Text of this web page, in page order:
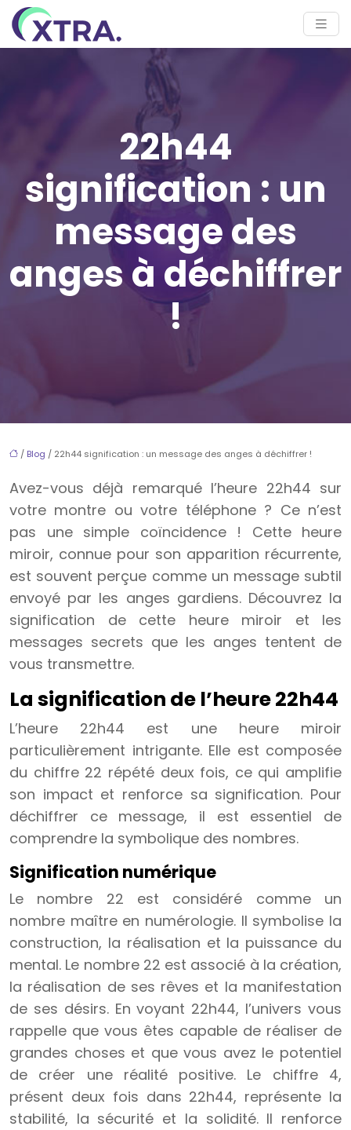
22h44
signification : un
message des
anges à déchiffrer
!
/ Blog / 22h44 signification : un message des anges à déchiffrer !
Avez-vous déjà remarqué l’heure 22h44 sur
votre montre ou votre téléphone ? Ce n’est
pas une simple coïncidence ! Cette heure
miroir, connue pour son apparition récurrente,
est souvent perçue comme un message subtil
envoyé par les anges gardiens. Découvrez la
signification de cette heure miroir et les
messages secrets que les anges tentent de
vous transmettre.
La signification de l’heure 22h44
L’heure 22h44 est une heure miroir
particulièrement intrigante. Elle est composée
du chiffre 22 répété deux fois, ce qui amplifie
son impact et renforce sa signification. Pour
déchiffrer ce message, il est essentiel de
comprendre la symbolique des nombres.
Signification numérique
Le nombre 22 est considéré comme un
nombre maître en numérologie. Il symbolise la
construction, la réalisation et la puissance du
mental. Le nombre 22 est associé à la création,
la réalisation de ses rêves et la manifestation
de ses désirs. En voyant 22h44, l’univers vous
rappelle que vous êtes capable de réaliser de
grandes choses et que vous avez le potentiel
de créer une réalité positive. Le chiffre 4,
présent deux fois dans 22h44, représente la
stabilité, la sécurité et la solidité. Il renforce